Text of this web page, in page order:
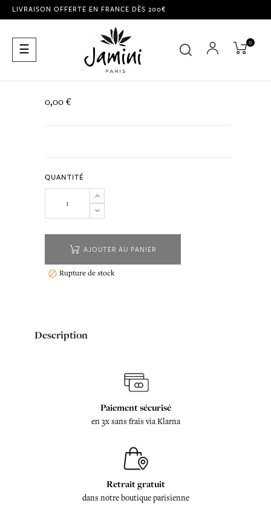
LIVRAISON OFFERTE EN FRANCE DÈS 200€
Basculer
la
☰ 0
0,00 €
QUANTITÉ
AJOUTER AU PANIER
 Rupture de stock
Description
Paiement sécurisé
en 3x sans frais via Klarna
Retrait gratuit
dans notre boutique parisienne